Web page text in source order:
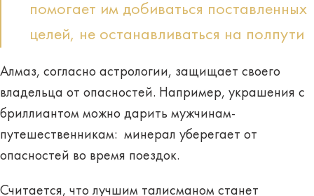
помогает им добиваться поставленных
целей, не останавливаться на полпути
Алмаз, согласно астрологии, защищает своего
владельца от опасностей. Например, украшения с
бриллиантом можно дарить мужчинам-
путешественникам: минерал уберегает от
опасностей во время поездок.
Считается, что лучшим талисманом станет